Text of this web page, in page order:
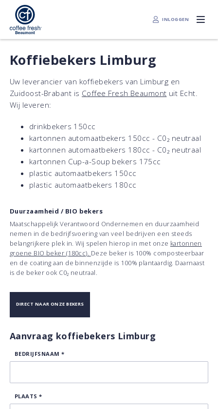
INLOGGEN
Koffiebekers Limburg
Uw leverancier van koffiebekers van Limburg en
Zuidoost-Brabant is Coffee Fresh Beaumont uit Echt.
Wij leveren:
drinkbekers 150cc
kartonnen automaatbekers 150cc - C0₂ neutraal
kartonnen automaatbekers 180cc - C0₂ neutraal
kartonnen Cup-a-Soup bekers 175cc
plastic automaatbekers 150cc
plastic automaatbekers 180cc
Duurzaamheid / BIO bekers
Maatschappelijk Verantwoord Ondernemen en duurzaamheid
nemen in de bedrijfsvoering van veel bedrijven een steeds
belangrijkere plek in. Wij spelen hierop in met onze kartonnen
groene BIO beker (180cc). Deze beker is 100% composteerbaar
en de coating aan de binnenzijde is 100% plantaardig. Daarnaast
is de beker ook C0₂ neutraal.
DIRECT NAAR ONZE BEKERS
Aanvraag koffiebekers Limburg
BEDRIJFSNAAM *
PLAATS*